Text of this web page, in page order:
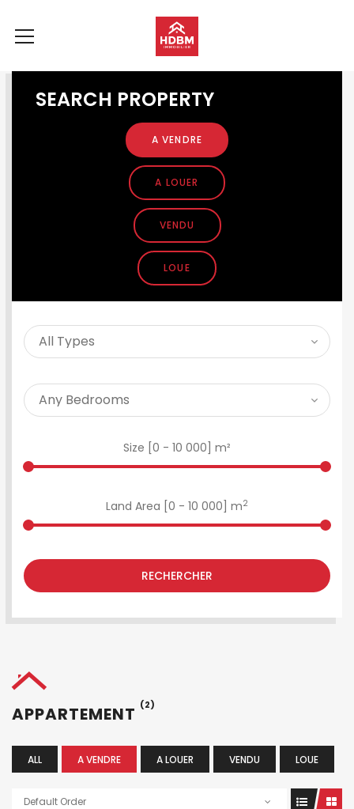
SEARCH PROPERTY
A VENDRE
A LOUER
VENDU
LOUE
Size [ 0 - 10 000 ] m²
Land Area [ 0 - 10 000 ] m2
RECHERCHER
APPARTEMENT (2)
ALL A VENDRE A LOUER VENDU LOUE
Default Order